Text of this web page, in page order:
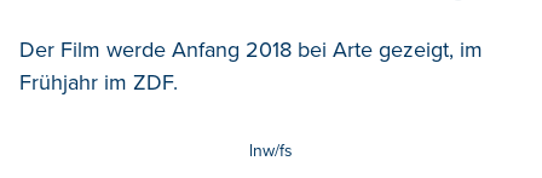
Der Film werde Anfang 2018 bei Arte gezeigt, im
Frühjahr im ZDF.
lnw/fs